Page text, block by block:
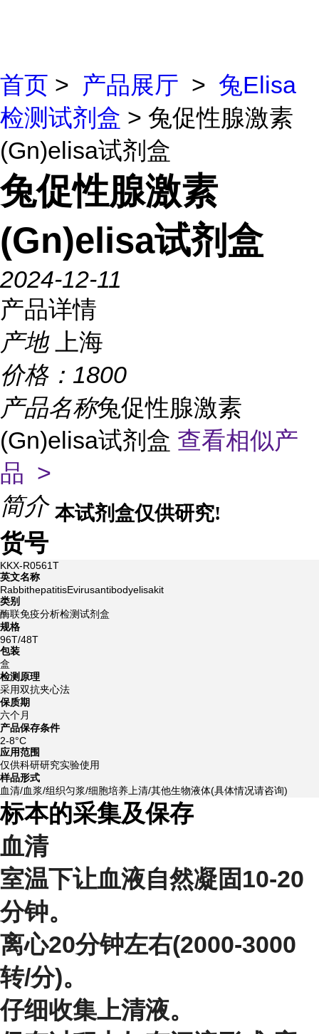
首页 > 产品展厅 > 兔Elisa
检测试剂盒 > 兔促性腺激素
(Gn)elisa试剂盒
兔促性腺激素
(Gn)elisa试剂盒
2024-12-11
产品详情
产地
上海
价格： 1800
产品名称兔促性腺激素
(Gn)elisa试剂盒 查看相似产
品 >
简介 本试剂盒仅供研究!
货号
KKX-R0561T
英文名称
RabbithepatitisEvirusantibodyelisakit
类别
酶联免疫分析检测试剂盒
规格
96T/48T
包装
盒
检测原理
采用双抗夹心法
保质期
六个月
产品保存条件
2-8°C
应用范围
仅供科研研究实验使用
样品形式
血清/血浆/组织匀浆/细胞培养上清/其他生物液体(具体情况请咨询)
标本的采集及保存
血清
室温下让血液自然凝固10-20
分钟。
离心20分钟左右(2000-3000
转/分)。
仔细收集上清液。